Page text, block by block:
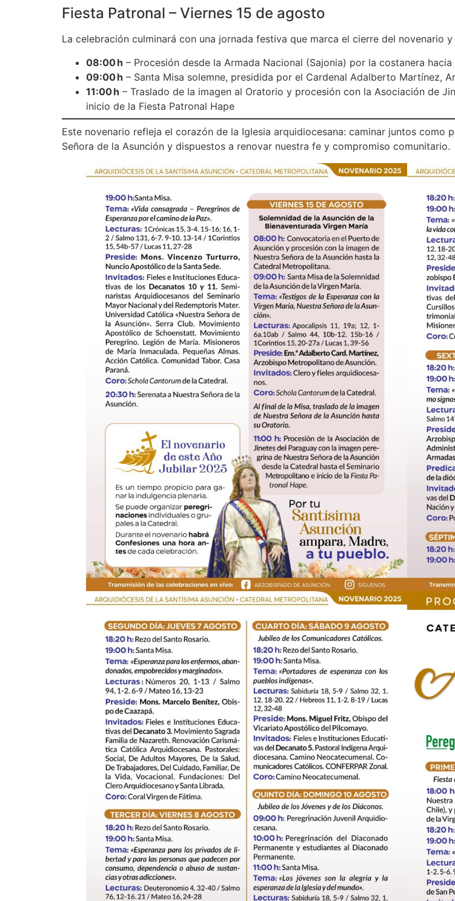
Fiesta Patronal – Viernes 15 de agosto
La celebración culminará con una jornada festiva que marca el cierre del novenario
08:00 h – Procesión desde la Armada Nacional (Sajonia) por la costanera hacia
09:00 h – Santa Misa solemne, presidida por el Cardenal Adalberto Martínez,
11:00 h – Traslado de la imagen al Oratorio y procesión con la Asociación de
inicio de la Fiesta Patronal Hape
Este novenario refleja el corazón de la Iglesia arquidiocesana: caminar juntos
Señora de la Asunción y dispuestos a renovar nuestra fe y compromiso comunitario.